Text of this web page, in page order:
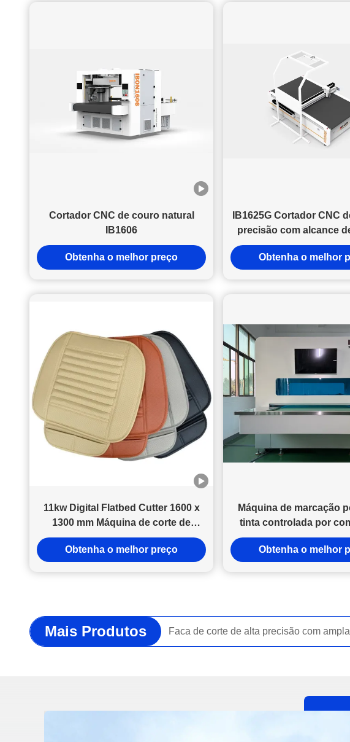
soluções personalizadas para suas necessidades
oestreia mundialda nossa mais recente tecnologia. Rede:
Conectar-se com líderes da indústria e explorar novas
oportunidades de negócio. Experiência de excelência:
Descubra por que a IBON é confiável pelos principais
de DongguanExposição Internacional de Tecnologia de
Fabricação de Guangzhou Responda agora. Não perca esta
e marcação. E-mailInformações: info@iboncutting.com
Telefone+8613925852182 Página Web:www.iboncutting.com
Sem longa curva de
rápido Para salas de amostra onde a velocidade e a
flexibilidade
Comparação
de tomar a
exposições Comparamos todas as principais marcas de
máquinas de corte Testamos
avaliaram: Usabilidade de software Velocidade de corte Nível
Cortador CNC de couro natural
IB1606
Obtenha o melhor preço
IB1625G Cortador CNC
precisão com alcance
1600 mmX2500 mm e
máxima de 60 mm
Obtenha o melhor
11kw Digital Flatbed Cutter 1600 x
1300 mm Máquina de corte de
esteiras de automóvel CNC com 3
anos de garantia
Obtenha o melhor preço
Máquina de marcação
tinta controlada por
com área de trabalho de
mm e sistema de
Obtenha o melhor
Mais Produtos